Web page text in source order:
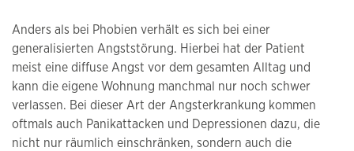
Anders als bei Phobien verhält es sich bei einer
generalisierten Angststörung. Hierbei hat der Patient
meist eine diffuse Angst vor dem gesamten Alltag und
kann die eigene Wohnung manchmal nur noch schwer
verlassen. Bei dieser Art der Angsterkrankung kommen
oftmals auch Panikattacken und Depressionen dazu, die
nicht nur räumlich einschränken, sondern auch die